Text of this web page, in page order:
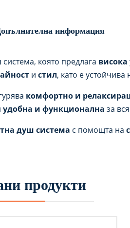
информация
която предлага висока
и стил, като е
комфортно и
удобна и функционална за
душ система с помощта на
продукти